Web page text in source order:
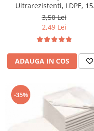
Ultrarezistenti, LDPE, 15
buc/rola
3,50 Lei
2,49 Lei
ADAUGA IN COS
-35%